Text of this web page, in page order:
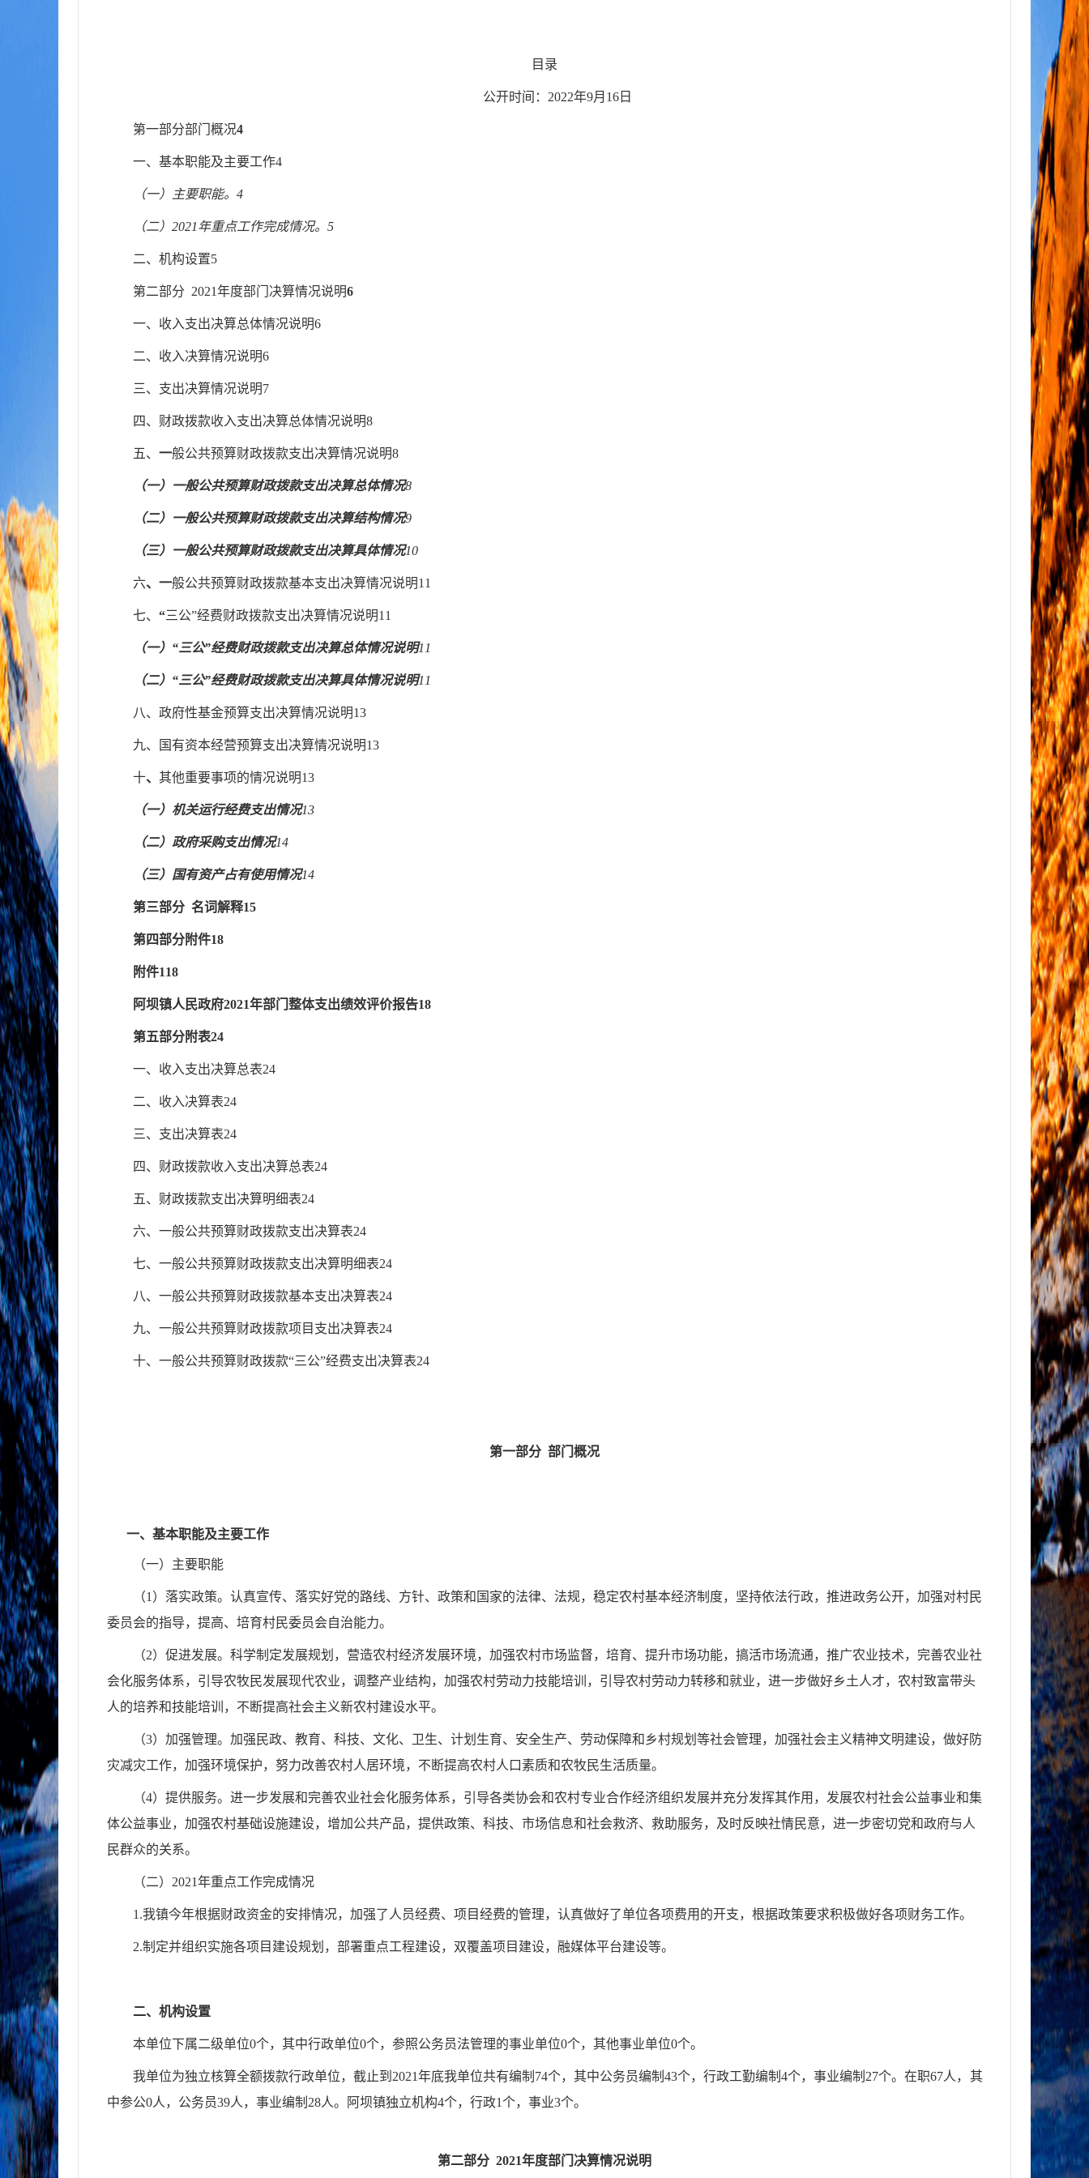
目录
公开时间：2022年9月 16 日
第一部分部门概况4
一、基本职能及主要工作4
（一）主要职能。 4
（二） 2021年重点工作完成情况。 5
二、 机构设置5
第二部分 2021年度部门决算情况说明6
一、 收入支出决算总体情况说明6
二、 收入决算情况说明6
三、 支出决算情况说明7
四、财政拨款收入支出决算总体情况说明8
五、 一般公共预算财政拨款支出决算情况说明8
（一）一般公共预算财政拨款支出决算总体情况8
（二）一般公共预算财政拨款支出决算结构情况9
（三）一般公共预算财政拨款支出决算具体情况10
六、 一般公共预算财政拨款基本支出决算情况说明11
七、 “三公”经费财政拨款支出决算情况说明11
（一） “三公”经费财政拨款支出决算总体情况说明11
（二） “三公”经费财政拨款支出决算具体情况说明11
八、 政府性基金预算支出决算情况说明13
九、 国有资本经营预算支出决算情况说明13
十、 其他重要事项的情况说明13
（一）机关运行经费支出情况13
（二）政府采购支出情况14
（三）国有资产占有使用情况14
第三部分 名词解释15
第四部分附件18
附件118
阿坝镇人民政府2021年部门整体支出绩效评价报告18
第五部分附表24
一、收入支出决算总表24
二、收入决算表24
三、 支出决算表24
四、 财政拨款收入支出决算总表24
五、 财政拨款支出决算明细表24
六、 一般公共预算财政拨款支出决算表24
七、 一般公共预算财政拨款支出决算明细表24
八、 一般公共预算财政拨款基本支出决算表24
九、 一般公共预算财政拨款项目支出决算表24
十、 一般公共预算财政拨款“三公”经费支出决算表24
第一部分 部门概况
一、基本职能及主要工作
（一）主要职能
（1） 落实政策。认真宣传、落实好党的路线、方针、政策和国家的法律、法规，稳定农村基本经济制度，坚持依法行政，推进政务公开，加强对村民
委员会的指导，提高、培育村民委员会自治能力。
（2） 促进发展。科学制定发展规划，营造农村经济发展环境，加强农村市场监督，培育、提升市场功能，搞活市场流通，推广农业技术，完善农业社
会化服务体系，引导农牧民发展现代农业，调整产业结构，加强农村劳动力技能培训，引导农村劳动力转移和就业，进一步做好乡土人才，农村致富带头
人的培养和技能培训，不断提高社会主义新农村建设水平。
（3） 加强管理。加强民政、教育、科技、文化、卫生、计划生育、安全生产、劳动保障和乡村规划等社会管理，加强社会主义精神文明建设，做好防
灾减灾工作，加强环境保护，努力改善农村人居环境，不断提高农村人口素质和农牧民生活质量。
（4） 提供服务。进一步发展和完善农业社会化服务体系，引导各类协会和农村专业合作经济组织发展并充分发挥其作用，发展农村社会公益事业和集
体公益事业，加强农村基础设施建设，增加公共产品，提供政策、科技、市场信息和社会救济、救助服务，及时反映社情民意，进一步密切党和政府与人
民群众的关系。
（二） 2021年重点工作完成情况
1.我镇今年根据财政资金的安排情况，加强了人员经费、项目经费的管理，认真做好了单位各项费用的开支，根据政策要求积极做好各项财务工作。
2.制定并组织实施各项目建设规划，部署重点工程建设，双覆盖项目建设，融媒体平台建设等。
二、 机构设置
本单位下属二级单位0个，其中行政单位0个，参照公务员法管理的事业单位0个，其他事业单位0个。
我单位为独立核算全额拨款行政单位，截止到 2021年底我单位共有编制 74个，其中公务员编制43个，行政工勤编制4个，事业编制 27个。在职67人，其
中参公0人，公务员39人，事业编制 28人。阿坝镇独立机构4个，行政1个，事业3个。
第二部分 2021年度部门决算情况说明